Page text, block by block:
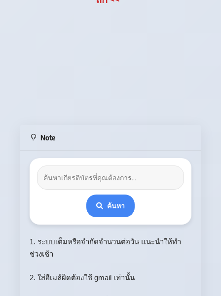
Note
ค้นหา
1. ระบบเต็มหรือจำกัดจำนวนต่อวัน แนะนำให้ทำ
ช่วงเช้า
2. ใส่อีเมล์ผิดต้องใช้ gmail เท่านั้น